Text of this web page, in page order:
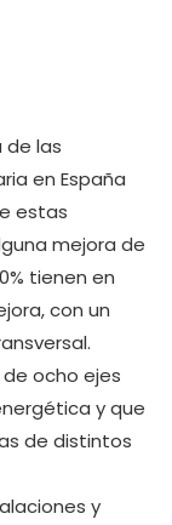
de las
en España
estas
mejora de
tienen en
con un
ocho ejes
y que
de distintos
y